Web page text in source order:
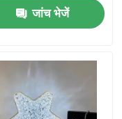
जांच भेजें